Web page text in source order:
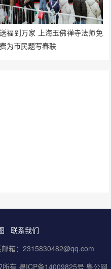
送福到万家 上海玉佛禅寺法师免
费为市民题写春联
联系我们
箱：2315830482@qq.com
有 粤ICP备14009825号 粤公网